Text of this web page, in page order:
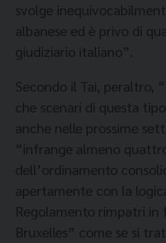
svolge
albanese ed è privo di
giudiziario italiano”.
Secondo il Tai, peraltro,
che scenari di questa
anche nelle prossime
“infrange almeno
dell’ordinamento
apertamente con la
Regolamento rimpatri in
Bruxelles” come se si